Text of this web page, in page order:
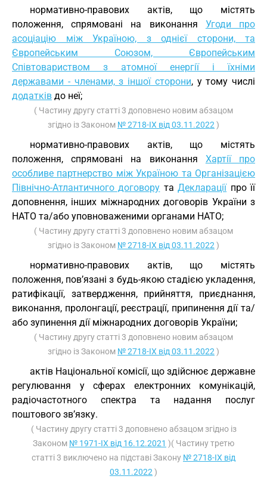
нормативно-правових актів, що містять
положення, спрямовані на виконання Угоди про
асоціацію між Україною, з однієї сторони, та
Європейським Союзом, Європейським
Співтовариством з атомної енергії і їхніми
державами - членами, з іншої сторони, у тому числі
додатків до неї;
( Частину другу статті 3 доповнено новим абзацом
згідно із Законом № 2718-IX від 03.11.2022 )
нормативно-правових актів, що містять
положення, спрямовані на виконання Хартії про
особливе партнерство між Україною та Організацією
Північно-Атлантичного договору таДеклараціїпро її
доповнення, інших міжнародних договорів України з
НАТО та/або уповноваженими органами НАТО;
( Частину другу статті 3 доповнено новим абзацом
згідно із Законом № 2718-IX від 03.11.2022 )
нормативно-правових актів, що містять
положення, пов’язані з будь-якою стадією укладення,
ратифікації, затвердження, прийняття, приєднання,
виконання, пролонгації, реєстрації, припинення дії та/
або зупинення дії міжнародних договорів України;
( Частину другу статті 3 доповнено новим абзацом
згідно із Законом № 2718-IX від 03.11.2022 )
актів Національної комісії, що здійснює державне
регулювання у сферах електронних комунікацій,
радіочастотного спектра та надання послуг
поштового зв’язку.
( Частину другу статті 3 доповнено абзацом згідно із
Законом № 1971-IX від 16.12.2021 )( Частину третю
статті 3 виключено на підставі Закону № 2718-IX від
03.11.2022 )